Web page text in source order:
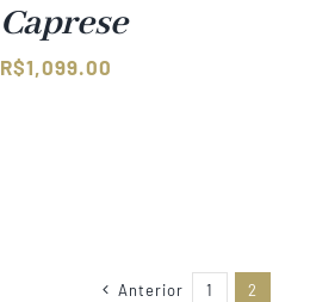
Caprese
R$1,099.00
Anterior 1 2